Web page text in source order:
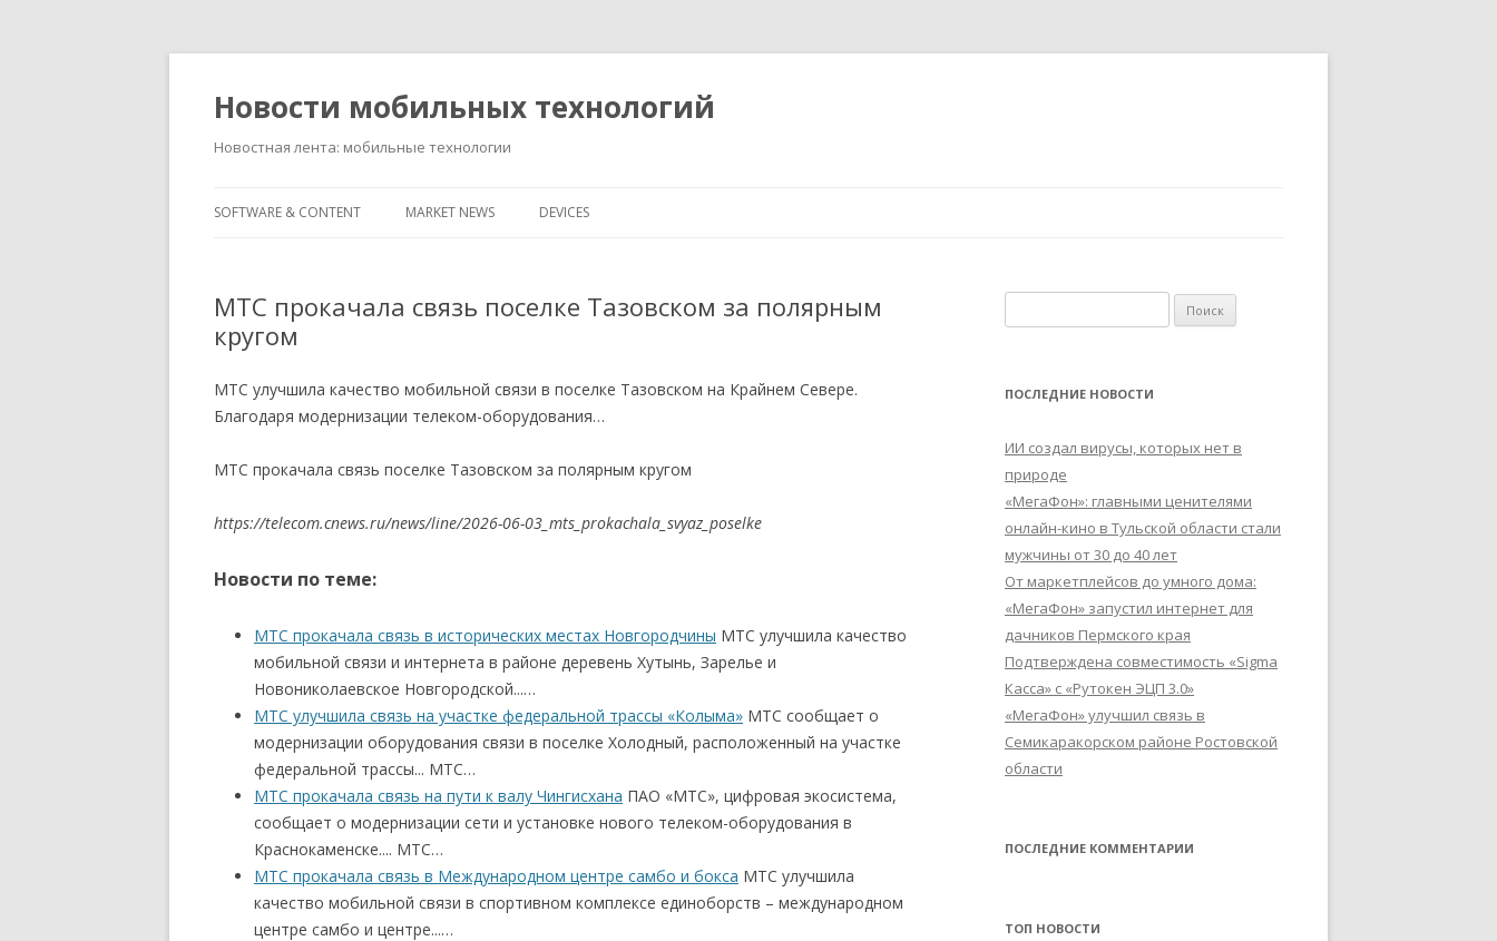
Новости мобильных технологий
Новостная лента: мобильные технологии
SOFTWARE & CONTENT MARKET NEWS DEVICES
МТС прокачала связь поселке Тазовском за полярным
кругом
МТС улучшила качество мобильной связи в поселке Тазовском на Крайнем Севере.
Благодаря модернизации телеком-оборудования…
МТС прокачала связь поселке Тазовском за полярным кругом
https://telecom.cnews.ru/news/line/2026-06-03_mts_prokachala_svyaz_poselke
Новости по теме:
МТС прокачала связь в исторических местах Новгородчины МТС улучшила качество
мобильной связи и интернета в районе деревень Хутынь, Зарелье и
Новониколаевское Новгородской...…
МТС улучшила связь на участке федеральной трассы «Колыма» МТС сообщает о
модернизации оборудования связи в поселке Холодный, расположенный на участке
федеральной трассы... МТС…
МТС прокачала связь на пути к валу Чингисхана ПАО «МТС», цифровая экосистема,
сообщает о модернизации сети и установке нового телеком-оборудования в
Краснокаменске.... МТС…
МТС прокачала связь в Международном центре самбо и бокса МТС улучшила
качество мобильной связи в спортивном комплексе единоборств – международном
центре самбо и центре...…
ПОСЛЕДНИЕ НОВОСТИ
ИИ создал вирусы, которых нет в
природе
«МегаФон»: главными ценителями
онлайн-кино в Тульской области стали
мужчины от 30 до 40 лет
От маркетплейсов до умного дома:
«МегаФон» запустил интернет для
дачников Пермского края
Подтверждена совместимость «Sigma
Касса» с «Рутокен ЭЦП 3.0»
«МегаФон» улучшил связь в
Семикаракорском районе Ростовской
области
ПОСЛЕДНИЕ КОММЕНТАРИИ
ТОП НОВОСТИ